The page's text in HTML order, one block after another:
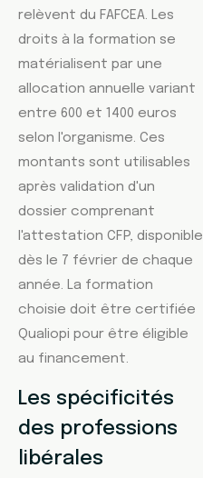
relèvent du FAFCEA. Les
droits à la formation se
matérialisent par une
allocation annuelle variant
entre 600 et 1400 euros
selon l'organisme. Ces
montants sont utilisables
après validation d'un
dossier comprenant
l'attestation CFP, disponible
dès le 7 février de chaque
année. La formation
choisie doit être certifiée
Qualiopi pour être éligible
au financement.
Les spécificités
des professions
libérales